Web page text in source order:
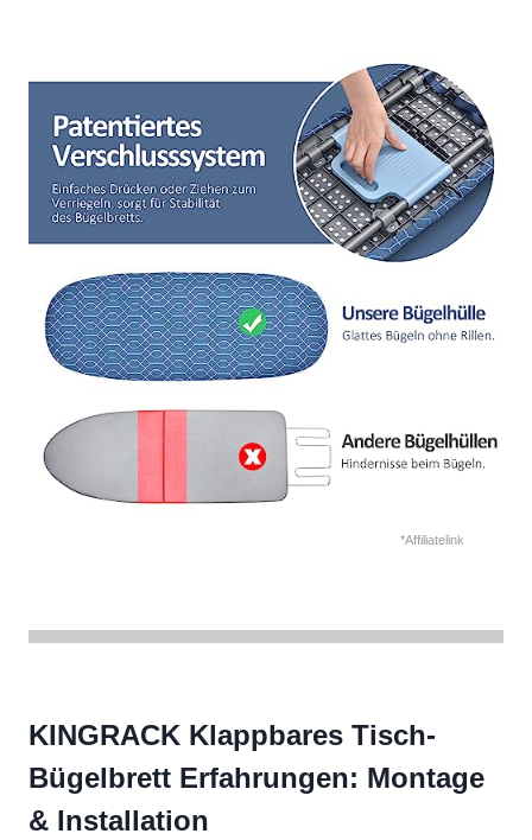
*Affiliatelink
KINGRACK Klappbares Tisch-
Bügelbrett Erfahrungen: Montage
& Installation